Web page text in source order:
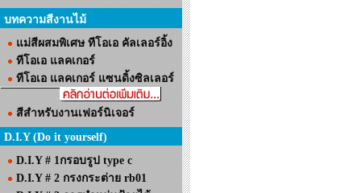
บทความสีงานไม้
แม่สีผสมพิเศษ ทีโอเอ คัลเลอร์อิ้ง
ทีโอเอ แลคเกอร์
ทีโอเอ แลคเกอร์ แซนดิ้งซิลเลอร์
สีสำหรับงานเฟอร์นิเจอร์
D.I.Y (Do it yourself)
D.I.Y # 1กรอบรูป type c
D.I.Y # 2 กรงกระต่าย rb01